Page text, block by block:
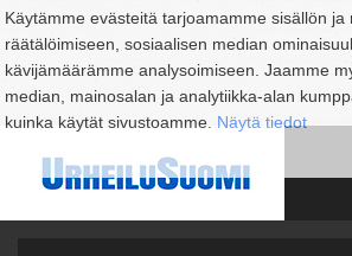
Käytämme evästeitä tarjoamamme sisällön ja
räätälöimiseen, sosiaalisen median
kävijämäärämme analysoimiseen. Jaamme
median, mainosalan ja analytiikka-alan
kuinka käytät sivustoamme. Näytä tiedot